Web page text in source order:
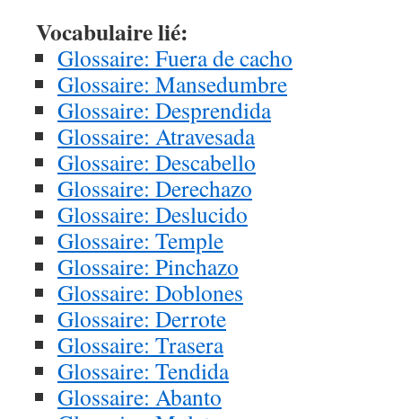
Vocabulaire lié:
Glossaire: Fuera de cacho
Glossaire: Mansedumbre
Glossaire: Desprendida
Glossaire: Atravesada
Glossaire: Descabello
Glossaire: Derechazo
Glossaire: Deslucido
Glossaire: Temple
Glossaire: Pinchazo
Glossaire: Doblones
Glossaire: Derrote
Glossaire: Trasera
Glossaire: Tendida
Glossaire: Abanto